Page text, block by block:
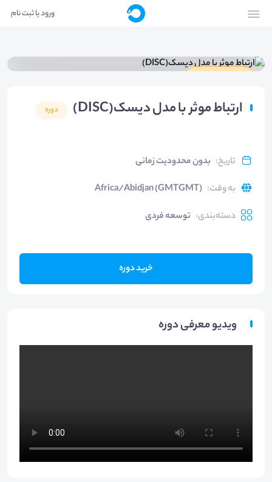
ورود یا ثبت نام
ارتباط موثر با مدل دیسک(DISC) دوره
تاریخ: بدون محدودیت زمانی
به وقت:
Africa/Abidjan (GMTGMT)
دسته‌بندی: توسعه فردی
خرید دوره
ویدیو معرفی دوره